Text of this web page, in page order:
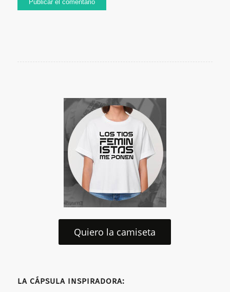
Quiero la camiseta
LA CÁPSULA INSPIRADORA: